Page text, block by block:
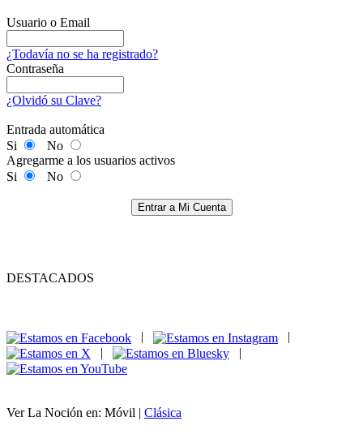
Usuario o Email
¿Todavía no se ha registrado?
Contraseña
¿Olvidó su Clave?
Entrada automática
Si
No
Agregarme a los usuarios activos
Si
No
Entrar a Mi Cuenta
DESTACADOS
|
|
|
|
Ver La Noción en: Móvil | Clásica